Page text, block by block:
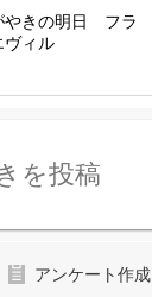
きの明日 フラ
ィル
を投稿
アンケート作成